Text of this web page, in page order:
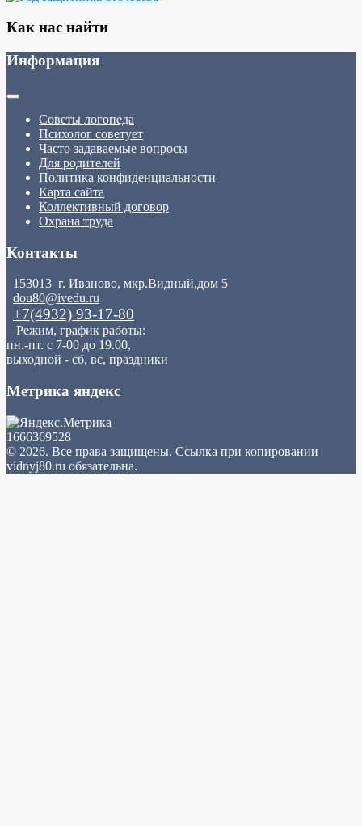
Как нас найти
Информация
Советы логопеда
Психолог советует
Часто задаваемые вопросы
Для родителей
Политика конфиденциальности
Карта сайта
Коллективный договор
Охрана труда
Контакты
153013 г. Иваново, мкр.Видный,дом 5
dou80@ivedu.ru
+7(4932) 93-17-80
Режим, график работы:
пн.-пт. с 7-00 до 19.00,
выходной - сб, вс, праздники
Метрика яндекс
1666369528
© 2026. Все права защищены. Ссылка при копировании
vidnyj80.ru обязательна.